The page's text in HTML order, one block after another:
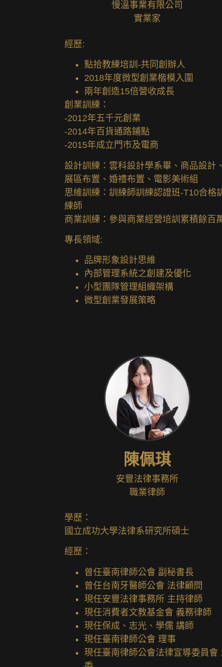
慢溫事業有限公司
實業家
經歷:
點拾教練培訓-共同創辦人
2018年度微型創業楷模入圍
兩年創造15倍營收成長
創業訓練：
-2012年五千元創業
-2014年百貨通路鋪點
-2015年成立門市及電商
設計訓練：雲科設計學系畢、商品設計
展區布置、婚禮布置、電影美術組
思維訓練：訓練師訓練認證班-T10合格
練師
商業訓練：參與商業經營培訓累積餘百
專長領域:
品牌形象設計思維
內部管理系統之創建及優化
小型團隊管理組織架構
微型創業發展策略
陳佩琪
安豐法律事務所
職業律師
學歷：
國立成功大學法律系研究所碩士
經歷：
曾任臺南律師公會 副秘書長
曾任台南牙醫師公會 法律顧問
現任安豐法律事務所 主持律師
現任消費者文教基金會 義務律師
現任保成、志光、學儒 講師
現任臺南律師公會 理事
現任臺南律師公會法律宣導委員會